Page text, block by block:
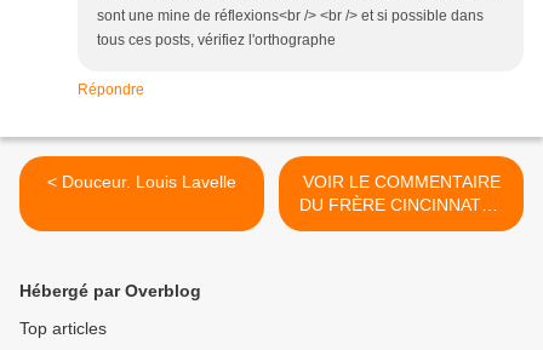
sont une mine de réflexions<br /> <br /> et si possible dans
tous ces posts, vérifiez l'orthographe
Répondre
< Douceur. Louis Lavelle
VOIR LE COMMENTAIRE
DU FRÈRE CINCINNATUS
SUR LA PMA >
Hébergé par Overblog
Top articles